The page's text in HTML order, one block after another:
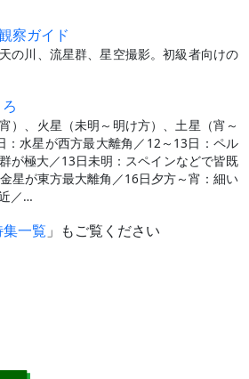
察ガイド
の川、流星群、星空撮影。初級者向けの
）、火星（未明～明け方）、土星（宵～
：水星が西方最大離角／12～13日：ペル
が極大／13日未明：スペインなどで皆既
星が東方最大離角／16日夕方～宵：細い
／…
一覧 」もご覧ください